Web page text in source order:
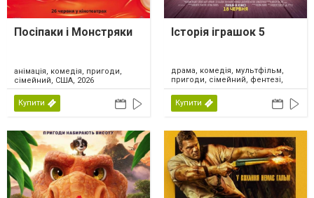
Посіпаки і Монстряки
анімація, комедія, пригоди,
сімейний, США, 2026
Купити
Історія іграшок 5
драма, комедія, мультфільм,
пригоди, сімейний, фентезі,
США, 2026
Купити